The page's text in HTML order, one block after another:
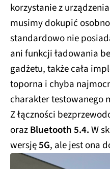
korzystanie z
musimy dokupić
standardowo nie
ani funkcji ładowania
gadżetu, także cała
toporna i chyba
charakter testowanego
Z łączności
orazBluetooth 5.4.W
wersję5G, ale jest ona